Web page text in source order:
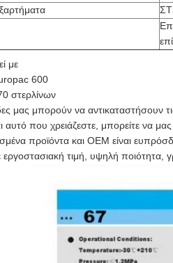
με
600
στερλίνων
μας μπορούν να αντικαταστήσουν
αυτό που χρειάζεστε, μπορείτε να
προϊόντα και OEM είναι
τιμή, υψηλή ποιότητα,